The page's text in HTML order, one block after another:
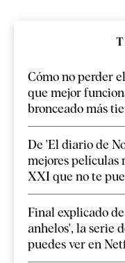
Cómo no perder
que mejor
bronceado más
De 'El diario de
mejores películas
XXI que no te
Final explicado
anhelos', la serie
puedes ver en